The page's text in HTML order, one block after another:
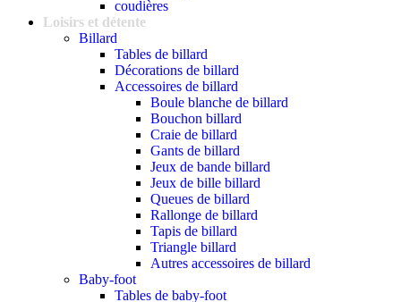
coudières
Loisirs et détente
Billard
Tables de billard
Décorations de billard
Accessoires de billard
Boule blanche de billard
Bouchon billard
Craie de billard
Gants de billard
Jeux de bande billard
Jeux de bille billard
Queues de billard
Rallonge de billard
Tapis de billard
Triangle billard
Autres accessoires de billard
Baby-foot
Tables de baby-foot